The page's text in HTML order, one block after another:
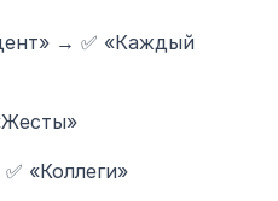
→ ✅ «Каждый
«Коллеги»